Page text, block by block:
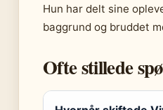
Hun har delt sine
baggrund og bruddet
Ofte stillede